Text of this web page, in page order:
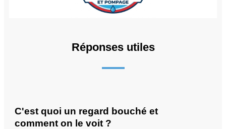
Réponses utiles
C'est quoi un regard bouché et
comment on le voit ?